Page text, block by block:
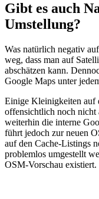
Gibt es auch
Umstellung?
Was natürlich negativ
weg, dass man auf
abschätzen kann.
Google Maps unter
Einige Kleinigkeiten auf
offensichtlich noch nicht
weiterhin die interne
führt jedoch zur neuen
auf den Cache-Listings
problemlos umgestellt
OSM-Vorschau existiert.